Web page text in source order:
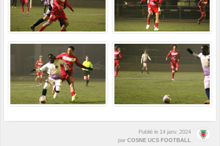
Publié le 14 janv. 2024
par COSNE UCS FOOTBALL